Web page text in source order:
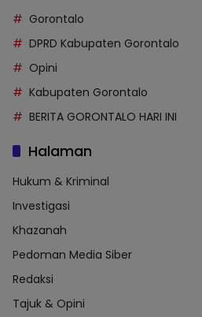
Gorontalo
DPRD Kabupaten Gorontalo
Opini
Kabupaten Gorontalo
BERITA GORONTALO HARI INI
Halaman
Hukum & Kriminal
Investigasi
Khazanah
Pedoman Media Siber
Redaksi
Tajuk & Opini